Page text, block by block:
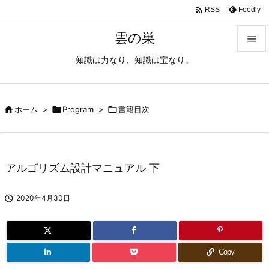
雲の巣
知識は力なり、知識は宝なり。

 RSS Feedly
ホーム > Program > 書籍目次
アルゴリズム設計マニュアル 下
 2020年4月30日
Copy